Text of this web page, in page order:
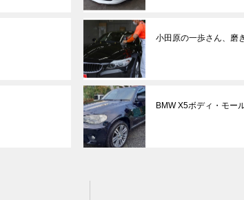
小田原の一歩さん、磨
BMW X5ボディ・モー